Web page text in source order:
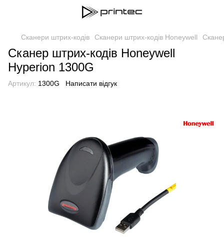
Сканери штрих-кодів Сканери штрих-кодів Honeywell
Сканер штрих-кодів Honeywell
Hyperion 1300G
Артикул: 1300G Написати відгук